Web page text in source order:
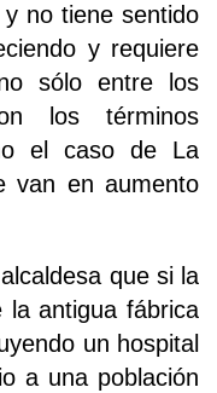
no tiene sentido
y requiere
sólo entre los
los términos
el caso de La
van en aumento
que si la
antigua fábrica
un hospital
a una población